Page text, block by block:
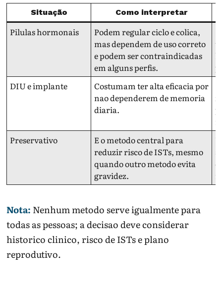
Situação Como interpretar
Pilulas hormonais
Podem regular ciclo e colica,
mas dependem de uso correto
e podem ser contraindicadas
em alguns perfis.
DIU e implante
Costumam ter alta eficacia por
nao dependerem de memoria
diaria.
Preservativo
E o metodo central para
reduzir risco de ISTs, mesmo
quando outro metodo evita
gravidez.
Nota: Nenhum metodo serve igualmente para
todas as pessoas; a decisao deve considerar
historico clinico, risco de ISTs e plano
reprodutivo.